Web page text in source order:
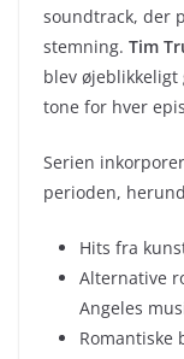
soundtrack, der
stemning. Tim
blev
tone for hver
Serien
perioden,
Hits fra
Alternative
Angeles
Romantiske